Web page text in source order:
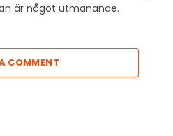
är något utmanande.
COMMENT